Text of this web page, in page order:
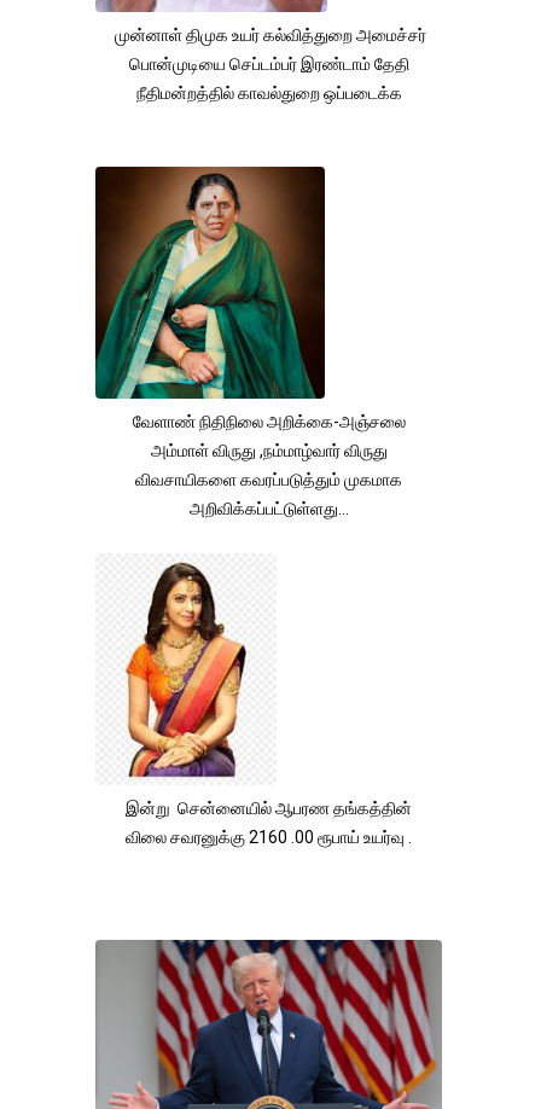
முன்னாள் திமுக உயர் கல்வித்துறை அமைச்சர்
பொன்முடியை செப்டம்பர் இரண்டாம் தேதி
நீதிமன்றத்தில் காவல்துறை ஒப்படைக்க
வேளாண் நிதிநிலை அறிக்கை-அஞ்சலை
அம்மாள் விருது ,நம்மாழ்வார் விருது
விவசாயிகளை கவரப்படுத்தும் முகமாக
அறிவிக்கப்பட்டுள்ளது...
இன்று சென்னையில் ஆபரண தங்கத்தின்
விலை சவரனுக்கு 2160 .00 ரூபாய் உயர்வு .